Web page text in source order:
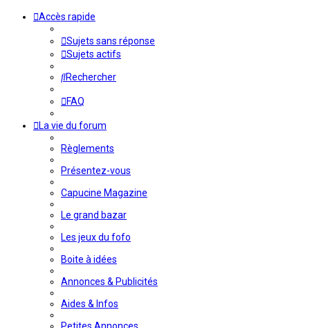
Accès rapide
Sujets sans réponse
Sujets actifs
Rechercher
FAQ
La vie du forum
Règlements
Présentez-vous
Capucine Magazine
Le grand bazar
Les jeux du fofo
Boite à idées
Annonces & Publicités
Aides & Infos